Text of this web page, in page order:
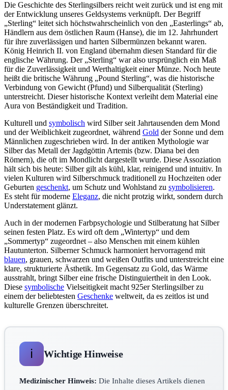
Die Geschichte des Sterlingsilbers reicht weit zurück und ist eng mit
der Entwicklung unseres Geldsystems verknüpft. Der Begriff
„Sterling“ leitet sich höchstwahrscheinlich von den „Easterlings“ ab,
Händlern aus dem östlichen Raum (Hanse), die im 12. Jahrhundert
für ihre zuverlässigen und harten Silbermünzen bekannt waren.
König Heinrich II. von England übernahm diesen Standard für die
englische Währung. Der „Sterling“ war also ursprünglich ein Maß
für die Zuverlässigkeit und Werthaltigkeit einer Münze. Noch heute
heißt die britische Währung „Pound Sterling“, was die historische
Verbindung von Gewicht (Pfund) und Silberqualität (Sterling)
unterstreicht. Dieser historische Kontext verleiht dem Material eine
Aura von Beständigkeit und Tradition.
Kulturell und symbolisch wird Silber seit Jahrtausenden dem Mond
und der Weiblichkeit zugeordnet, während Gold der Sonne und dem
Männlichen zugeschrieben wird. In der antiken Mythologie war
Silber das Metall der Jagdgöttin Artemis (bzw. Diana bei den
Römern), die oft im Mondlicht dargestellt wurde. Diese Assoziation
hält sich bis heute: Silber gilt als kühl, klar, reinigend und intuitiv. In
vielen Kulturen wird Silberschmuck traditionell zu Hochzeiten oder
Geburten geschenkt, um Schutz und Wohlstand zu symbolisieren.
Es steht für moderne Eleganz, die nicht protzig wirkt, sondern durch
Understatement glänzt.
Auch in der modernen Farbpsychologie und Stilberatung hat Silber
seinen festen Platz. Es wird oft dem „Wintertyp“ und dem
„Sommertyp“ zugeordnet – also Menschen mit einem kühlen
Hautunterton. Silberner Schmuck harmoniert hervorragend mit
blauen, grauen, schwarzen und weißen Outfits und unterstreicht eine
klare, strukturierte Ästhetik. Im Gegensatz zu Gold, das Wärme
ausstrahlt, bringt Silber eine frische Distinguiertheit in den Look.
Diese symbolische Vielseitigkeit macht 925er Sterlingsilber zu
einem der beliebtesten Geschenke weltweit, da es zeitlos ist und
kulturelle Grenzen überschreitet.
ℹ️ Wichtige Hinweise
Medizinischer Hinweis: Die Inhalte dieses Artikels dienen